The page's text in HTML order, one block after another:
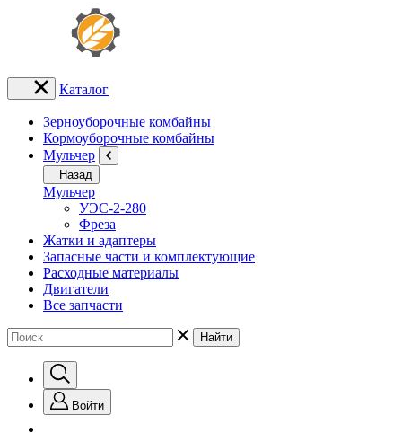
Каталог
Зерноуборочные комбайны
Кормоуборочные комбайны
Мульчер
Назад
Мульчер
УЭС-2-280
Фреза
Жатки и адаптеры
Запасные части и комплектующие
Расходные материалы
Двигатели
Все запчасти
Найти
Войти